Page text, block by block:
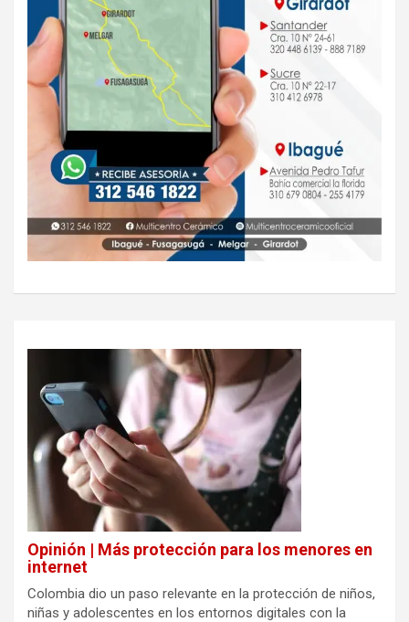
Opinión | Más protección para los menores en
internet
Colombia dio un paso relevante en la protección de niños,
niñas y adolescentes en los entornos digitales con la